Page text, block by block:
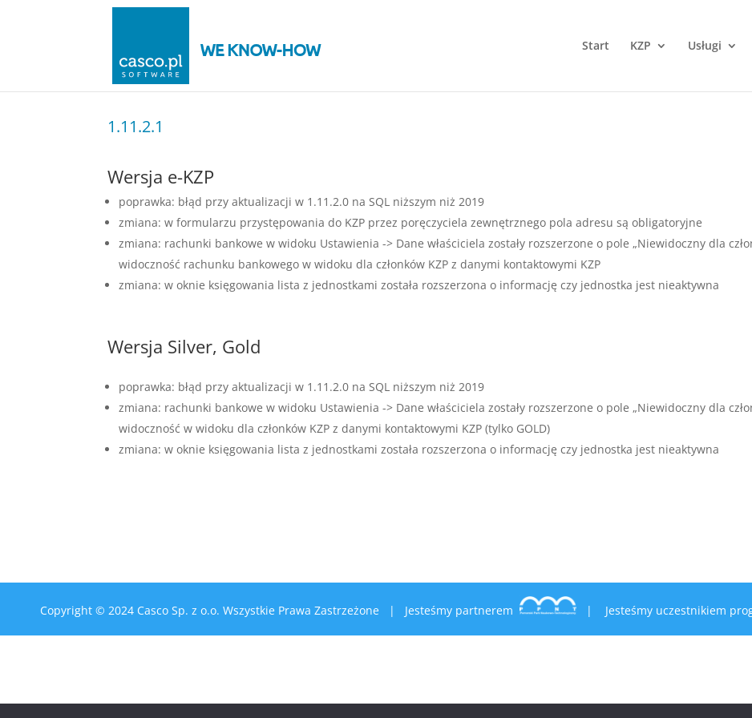
Start KZP Usługi
1.11.2.1
Wersja e-KZP
poprawka: błąd przy aktualizacji w 1.11.2.0 na SQL niższym niż 2019
zmiana: w formularzu przystępowania do KZP przez poręczyciela zewnętrznego pola adresu są obligatoryjne
zmiana: rachunki bankowe w widoku Ustawienia -> Dane właściciela zostały rozszerzone o pole „Niewidoczny dla
widoczność rachunku bankowego w widoku dla członków KZP z danymi kontaktowymi KZP
zmiana: w oknie księgowania lista z jednostkami została rozszerzona o informację czy jednostka jest nieaktywna
Wersja Silver, Gold
poprawka: błąd przy aktualizacji w 1.11.2.0 na SQL niższym niż 2019
zmiana: rachunki bankowe w widoku Ustawienia -> Dane właściciela zostały rozszerzone o pole „Niewidoczny dla
widoczność w widoku dla członków KZP z danymi kontaktowymi KZP (tylko GOLD)
zmiana: w oknie księgowania lista z jednostkami została rozszerzona o informację czy jednostka jest nieaktywna
Copyright © 2024 Casco Sp. z o.o. Wszystkie Prawa Zastrzeżone | Jesteśmy partnerem | Jesteśmy uczestnikiem